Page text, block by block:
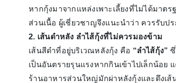
หากกุ้งมาจากแหล่งเพาะเลี้ยงที่ไม่ได้มาต
ส่วนเนื้อ ผู้เชี่ยวชาญจึงแนะนำว่า ควรรับ
2. เส้นดำหลัง ลำไส้กุ้งที่ไม่ควรมองข้าม
เส้นสีดำที่อยู่บริเวณหลังกุ้ง คือ “ลำไส้กุ้ง”
เป็นอันตรายรุนแรงหากกินเข้าไปเล็กน้อ
ร้านอาหารส่วนใหญ่มักผ่าหลังกุ้งและดึงเ